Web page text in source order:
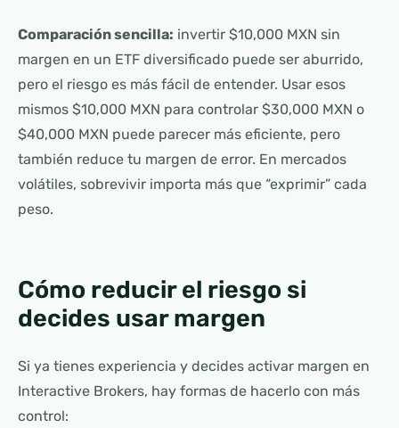
Comparación sencilla: invertir $10,000 MXN sin
margen en un ETF diversificado puede ser aburrido,
pero el riesgo es más fácil de entender. Usar esos
mismos $10,000 MXN para controlar $30,000 MXN o
$40,000 MXN puede parecer más eficiente, pero
también reduce tu margen de error. En mercados
volátiles, sobrevivir importa más que “exprimir” cada
peso.
Cómo reducir el riesgo si
decides usar margen
Si ya tienes experiencia y decides activar margen en
Interactive Brokers, hay formas de hacerlo con más
control: